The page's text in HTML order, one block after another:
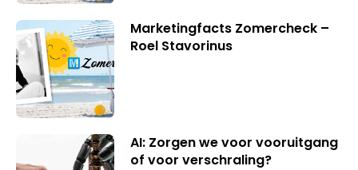
Marketingfacts Zomercheck –
Roel Stavorinus
AI: Zorgen we voor vooruitgang
of voor verschraling?